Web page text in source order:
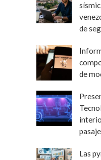
de
de
Las